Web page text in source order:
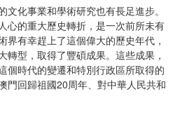
化事業和學術研究也有長足進步。
心的重大歷史轉折，是一次前所未有
界有幸趕上了這個偉大的歷史年代，
轉型，取得了豐碩成果。這些成果，
個時代的變遷和特別行政區所取得的
門回歸祖國20周年、對中華人民共和